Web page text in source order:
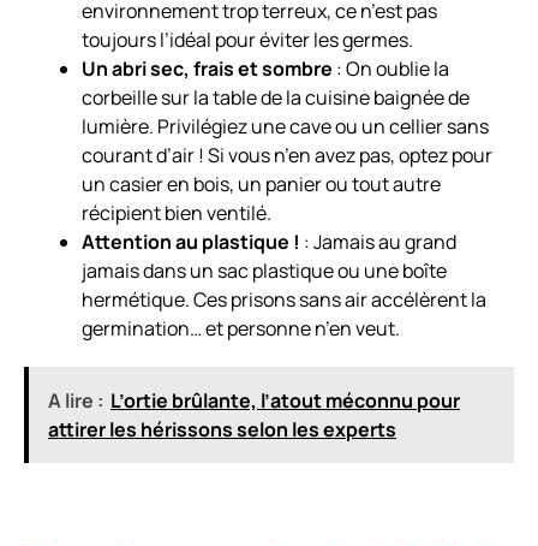
environnement trop terreux, ce n’est pas
toujours l’idéal pour éviter les germes.
Un abri sec, frais et sombre : On oublie la
corbeille sur la table de la cuisine baignée de
lumière. Privilégiez une cave ou un cellier sans
courant d’air ! Si vous n’en avez pas, optez pour
un casier en bois, un panier ou tout autre
récipient bien ventilé.
Attention au plastique ! : Jamais au grand
jamais dans un sac plastique ou une boîte
hermétique. Ces prisons sans air accélèrent la
germination… et personne n’en veut.
A lire : L’ortie brûlante, l’atout méconnu pour
attirer les hérissons selon les experts